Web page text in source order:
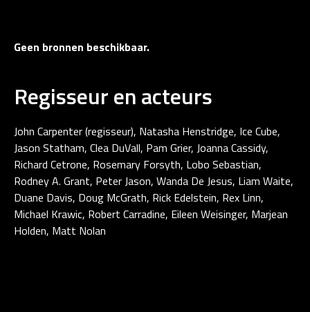
Geen bronnen beschikbaar.
Regisseur en acteurs
John Carpenter (regisseur), Natasha Henstridge, Ice Cube,
Jason Statham, Clea DuVall, Pam Grier, Joanna Cassidy,
Richard Cetrone, Rosemary Forsyth, Lobo Sebastian,
Rodney A. Grant, Peter Jason, Wanda De Jesus, Liam Waite,
Duane Davis, Doug McGrath, Rick Edelstein, Rex Linn,
Michael Krawic, Robert Carradine, Eileen Weisinger, Marjean
Holden, Matt Nolan